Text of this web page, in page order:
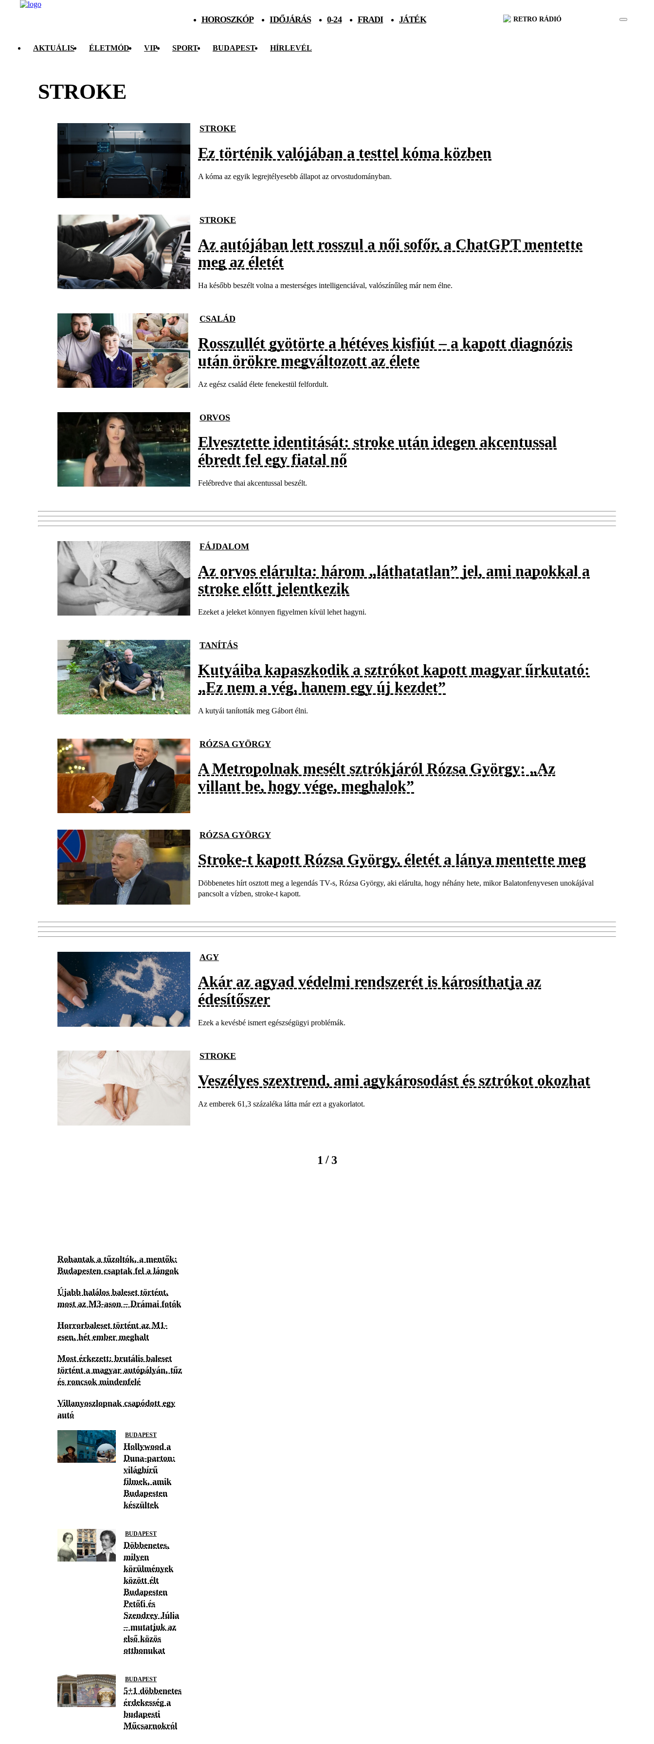
HOROSZKÓP IDŐJÁRÁS 0-24 FRADI JÁTÉK RETRO RÁDIÓ
AKTUÁLIS ÉLETMÓD VIP SPORT BUDAPEST HÍRLEVÉL
STROKE
STROKE
Ez történik valójában a testtel kóma közben
A kóma az egyik legrejtélyesebb állapot az orvostudományban.
STROKE
Az autójában lett rosszul a női sofőr, a ChatGPT mentette
meg az életét
Ha később beszélt volna a mesterséges intelligenciával, valószínűleg már nem élne.
CSALÁD
Rosszullét gyötörte a hétéves kisfiút – a kapott diagnózis
után örökre megváltozott az élete
Az egész család élete fenekestül felfordult.
ORVOS
Elvesztette identitását: stroke után idegen akcentussal
ébredt fel egy fiatal nő
Felébredve thai akcentussal beszélt.
FÁJDALOM
Az orvos elárulta: három „láthatatlan” jel, ami napokkal a
stroke előtt jelentkezik
Ezeket a jeleket könnyen figyelmen kívül lehet hagyni.
TANÍTÁS
Kutyáiba kapaszkodik a sztrókot kapott magyar űrkutató:
„Ez nem a vég, hanem egy új kezdet”
A kutyái tanították meg Gábort élni.
RÓZSA GYÖRGY
A Metropolnak mesélt sztrókjáról Rózsa György: „Az
villant be, hogy vége, meghalok”
RÓZSA GYÖRGY
Stroke-t kapott Rózsa György, életét a lánya mentette meg
Döbbenetes hírt osztott meg a legendás TV-s, Rózsa György, aki elárulta, hogy néhány hete, mikor Balatonfenyvesen unokájával
pancsolt a vízben, stroke-t kapott.
AGY
Akár az agyad védelmi rendszerét is károsíthatja az
édesítőszer
Ezek a kevésbé ismert egészségügyi problémák.
STROKE
Veszélyes szextrend, ami agykárosodást és sztrókot okozhat
Az emberek 61,3 százaléka látta már ezt a gyakorlatot.
1 / 3
Rohantak a tűzoltók, a mentők:
Budapesten csaptak fel a lángok
Újabb halálos baleset történt,
most az M3-ason – Drámai fotók
Horrorbaleset történt az M1-
esen, hét ember meghalt
Most érkezett: brutális baleset
történt a magyar autópályán, tűz
és roncsok mindenfelé
Villanyoszlopnak csapódott egy
autó
BUDAPEST
Hollywood a
Duna-parton:
világhírű
filmek, amik
Budapesten
készültek
BUDAPEST
Döbbenetes,
milyen
körülmények
között élt
Budapesten
Petőfi és
Szendrey Júlia
– mutatjuk az
első közös
otthonukat
BUDAPEST
5+1 döbbenetes
érdekesség a
budapesti
Műcsarnokról